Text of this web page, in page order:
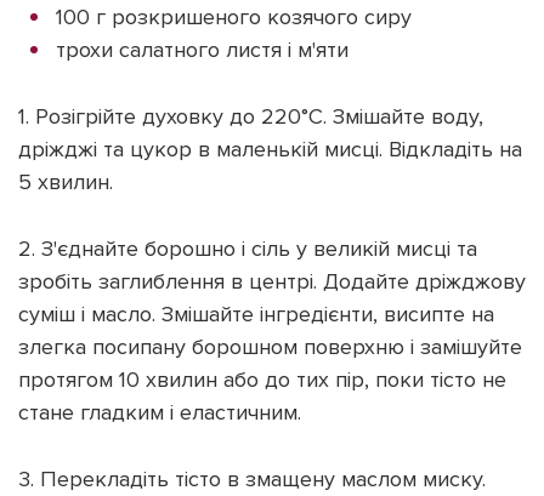
100 г розкришеного козячого сиру
трохи салатного листя і м'яти
1. Розігрійте духовку до 220°C. Змішайте воду,
дріжджі та цукор в маленькій мисці. Відкладіть на
5 хвилин.
2. З'єднайте борошно і сіль у великій мисці та
зробіть заглиблення в центрі. Додайте дріжджову
суміш і масло. Змішайте інгредієнти, висипте на
злегка посипану борошном поверхню і замішуйте
протягом 10 хвилин або до тих пір, поки тісто не
стане гладким і еластичним.
3. Перекладіть тісто в змащену маслом миску.